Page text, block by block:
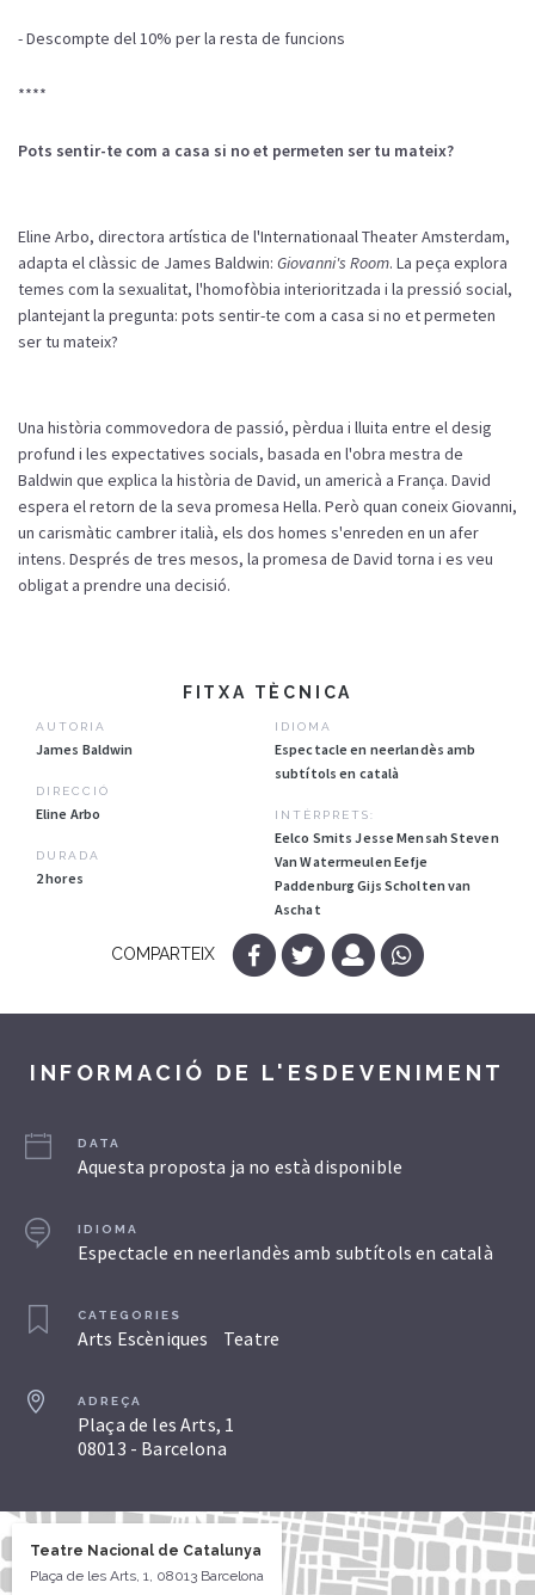
- Descompte del 10% per la resta de funcions
****
Pots sentir-te com a casa si no et permeten ser tu mateix?
Eline Arbo, directora artística de l'InternationaalTheaterAmsterdam,
adapta elclàssic de James Baldwin: Giovanni's Room. La peça explora
temes com la sexualitat, l'homofòbia interioritzada i la pressió social,
plantejantla pregunta: pots sentir-te com a casa si no etpermeten
ser tu mateix?
Una història commovedora de passió, pèrdua i lluita entre eldesig
profund i les expectatives socials, basada en l'obra mestra de
Baldwin que explica la història de David, un americà a França. David
espera elretorn de la seva promesa Hella. Però quan coneixGiovanni,
un carismàtic cambreritalià, els dos homes s'enreden en un afer
intens. Després de tres mesos, la promesa de David torna i es veu
obligat a prendre una decisió.
FITXA TÈCNICA
AUTORIA
James Baldwin
DIRECCIÓ
Eline Arbo
DURADA
2 hores
IDIOMA
Espectacle en neerlandès amb
subtítols en català
INTÈRPRETS:
Eelco Smits Jesse Mensah Steven
Van Watermeulen Eefje
Paddenburg Gijs Scholten van
Aschat
COMPARTEIX
INFORMACIÓ DE L'ESDEVENIMENT
DATA
Aquesta proposta ja no està disponible
IDIOMA
Espectacle en neerlandès amb subtítols en català
CATEGORIES
Arts Escèniques Teatre
ADREÇA
Plaça de les Arts, 1
08013 - Barcelona
Teatre Nacional de Catalunya
Plaça de les Arts, 1, 08013 Barcelona